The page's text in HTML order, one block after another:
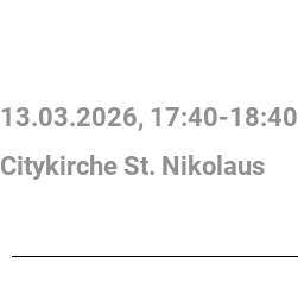
13.03.2026, 17:40-18:40
Citykirche St. Nikolaus